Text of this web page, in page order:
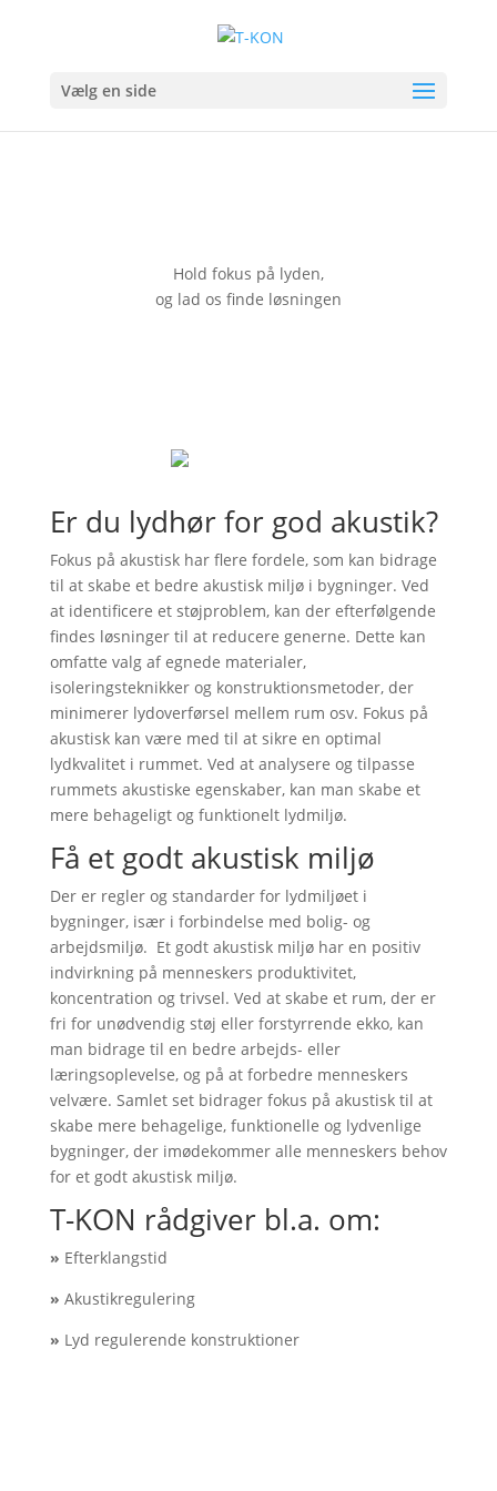
Vælg en side
Hold fokus på lyden,
og lad os finde løsningen
Er du lydhør for god akustik?
Fokus på akustisk har flere fordele, som kan bidrage
til at skabe et bedre akustisk miljø i bygninger. Ved
at identificere et støjproblem, kan der efterfølgende
findes løsninger til at reducere generne. Dette kan
omfatte valg af egnede materialer,
isoleringsteknikker og konstruktionsmetoder, der
minimerer lydoverførsel mellem rum osv. Fokus på
akustisk kan være med til at sikre en optimal
lydkvalitet i rummet. Ved at analysere og tilpasse
rummets akustiske egenskaber, kan man skabe et
mere behageligt og funktionelt lydmiljø.
Få et godt akustisk miljø
Der er regler og standarder for lydmiljøet i
bygninger, især i forbindelse med bolig- og
arbejdsmiljø. Et godt akustisk miljø har en positiv
indvirkning på menneskers produktivitet,
koncentration og trivsel. Ved at skabe et rum, der er
fri for unødvendig støj eller forstyrrende ekko, kan
man bidrage til en bedre arbejds- eller
læringsoplevelse, og på at forbedre menneskers
velvære. Samlet set bidrager fokus på akustisk til at
skabe mere behagelige, funktionelle og lydvenlige
bygninger, der imødekommer alle menneskers behov
for et godt akustisk miljø.
T-KON rådgiver bl.a. om:
» Efterklangstid
» Akustikregulering
» Lyd regulerende konstruktioner